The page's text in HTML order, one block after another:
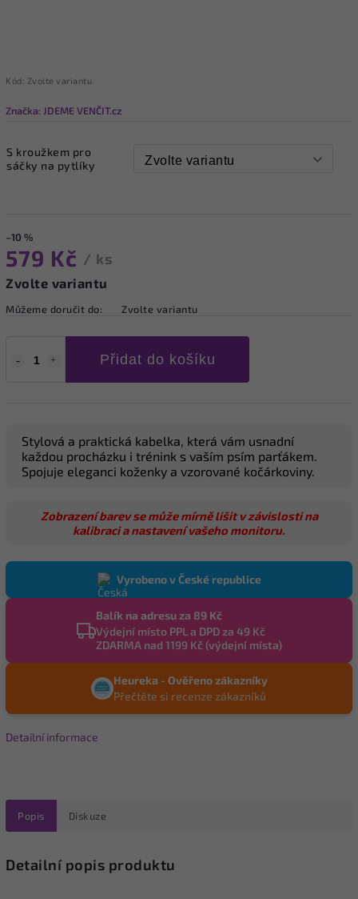
Kód: Zvolte variantu
Značka: JDEME VENČIT.cz
S kroužkem pro
sáčky na pytlíky
–10 %
579 Kč / ks
Zvolte variantu
Můžeme doručit do: Zvolte variantu
Přidat do košíku
Stylová a praktická kabelka, která vám usnadní
každou procházku i trénink s vaším psím parťákem.
Spojuje eleganci koženky a vzorované kočárkoviny.
Zobrazení barev se může mírně lišit v závislosti na
kalibraci a nastavení vašeho monitoru.
Vyrobeno v České republice
Balík na adresu za 89 Kč
Výdejní místo PPL a DPD za 49 Kč
ZDARMA nad 1199 Kč (výdejní místa)
Heureka - Ověřeno zákazníky
Přečtěte si recenze zákazníků
Detailní informace
Popis Diskuze
Detailní popis produktu